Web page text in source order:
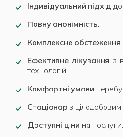
Індивідуальний підхід
Повну анонімність.
Комплексне обстеження
Ефективне лікування з
технологій.
Комфортні умови
Стаціонар з цілодобовим
Доступні ціни на послуги.